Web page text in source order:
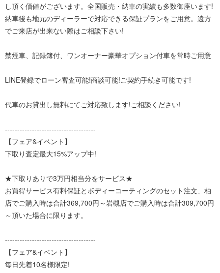
し頂く価値がございます。全国販売・納車の実績も多数御座います!
納車後も地元のディーラーで対応できる保証プランをご用意。遠方
でご来店が出来ない際はご相談下さい!
禁煙車、記録簿付、ワンオーナー豪華オプション付車を常時ご用意
LINE登録でローン審査可能!商談可能!ご契約手続き可能です!
代車のお貸出し無料にてご対応致します!ご相談ください!
-------------------------------------
【フェア&イベント】
下取り査定最大15%アップ中!
★下取りありで3万円相当分をサービス★
お買得サービス有料保証とボディーコーティングのセット注文、柏
店でご購入時は合計369,700円～岩槻店でご購入時は合計309,700円
～頂いた場合に限ります。
-------------------------------------
【フェア&イベント】
毎日先着10名様限定!